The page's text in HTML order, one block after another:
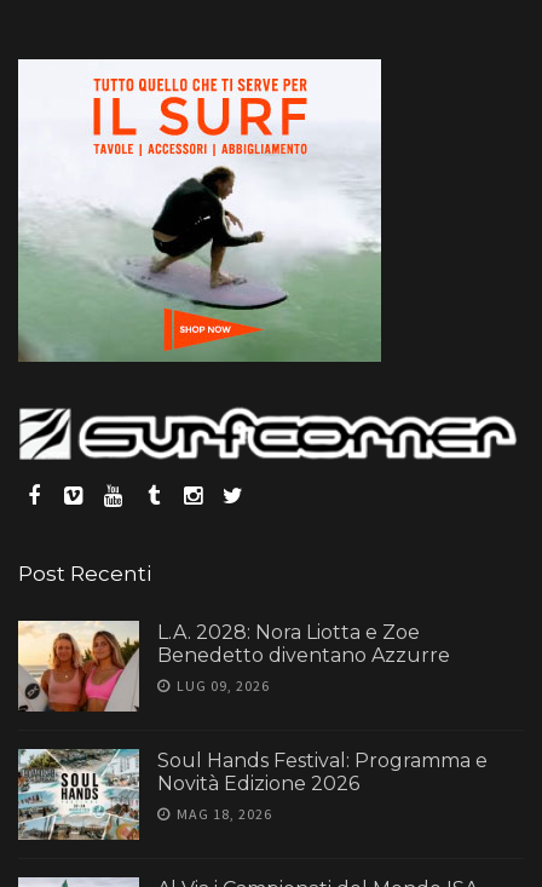
Post Recenti
L.A. 2028: Nora Liotta e Zoe
Benedetto diventano Azzurre
LUG 09, 2026
Soul Hands Festival: Programma e
Novità Edizione 2026
MAG 18, 2026